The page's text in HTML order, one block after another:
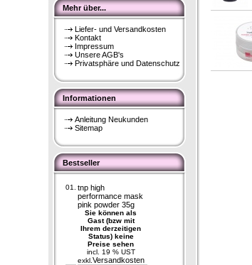
Mehr über...
Liefer- und Versandkosten
Kontakt
Impressum
Unsere AGB's
Privatsphäre und Datenschutz
Informationen
Anleitung Neukunden
Sitemap
Bestseller
01.
tnp high
performance mask
pink powder 35g
Sie können als
Gast (bzw mit
Ihrem derzeitigen
Status) keine
Preise sehen
incl. 19 % UST
exkl. Versandkosten